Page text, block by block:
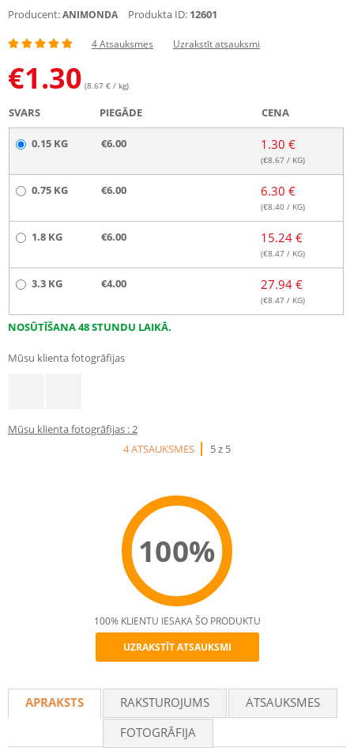
Producent:ANIMONDA Produkta ID: 12601
4 Atsauksmes Uzrakstīt atsauksmi
€1.30 (8.67 € / kg)
SVARS PIEGĀDE CENA
0.15 KG €6.00 1.30 €
(€8.67 / KG)
0.75 KG €6.00 6.30 €
(€8.40 / KG)
1.8 KG €6.00 15.24 €
(€8.47 / KG)
3.3 KG €4.00 27.94 €
(€8.47 / KG)
NOSŪTĪŠANA 48 STUNDU LAIKĀ.
Mūsu klienta fotogrāfijas
Mūsu klienta fotogrāfijas : 2
4 ATSAUKSMES
5 z 5
100%
Recommend
100% KLIENTU IESAKA ŠO PRODUKTU
UZRAKSTĪT ATSAUKSMI
APRAKSTS RAKSTUROJUMS
ATSAUKSMES
FOTOGRĀFIJA